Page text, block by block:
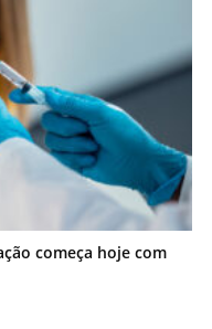
começa hoje com